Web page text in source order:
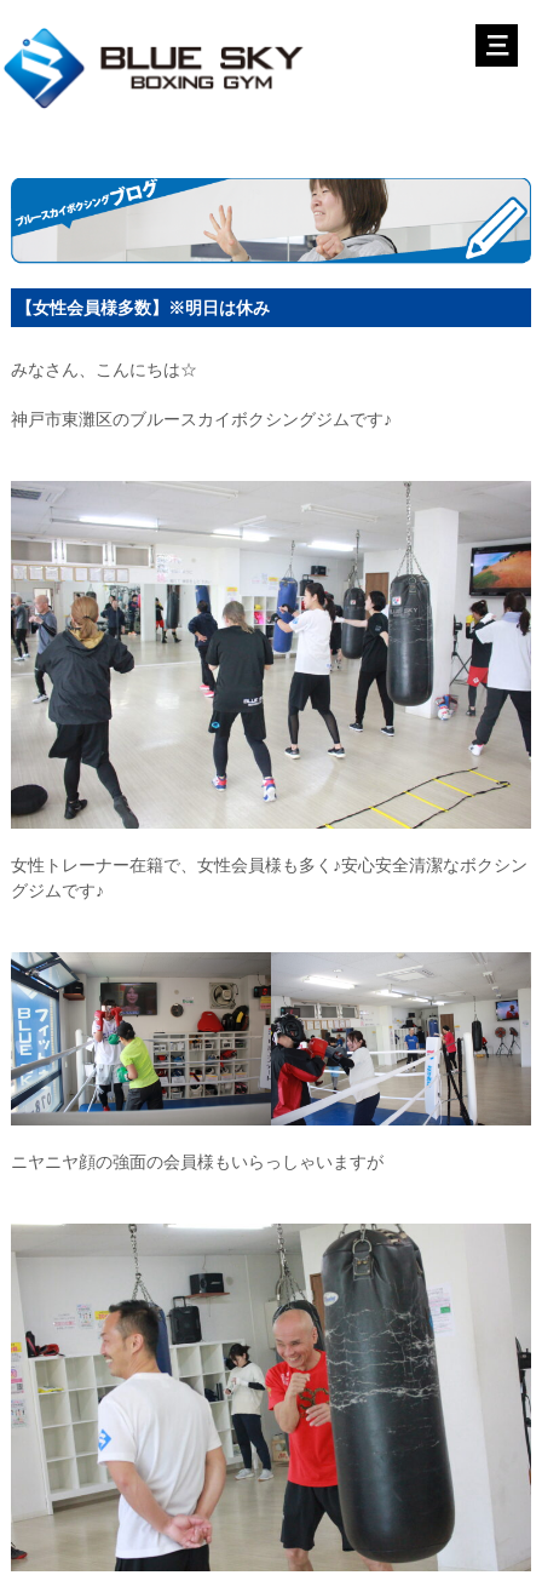
【女性会員様多数】※明日は休み
みなさん、こんにちは☆
神戸市東灘区のブルースカイボクシングジムです♪
女性トレーナー在籍で、女性会員様も多く♪安心安全清潔なボクシン
グジムです♪
ニヤニヤ顔の強面の会員様もいらっしゃいますが